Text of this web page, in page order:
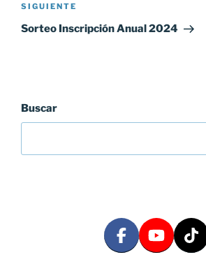
Siguiente
entrada
SIGUIENTE
Sorteo Inscripción Anual 2024
Buscar